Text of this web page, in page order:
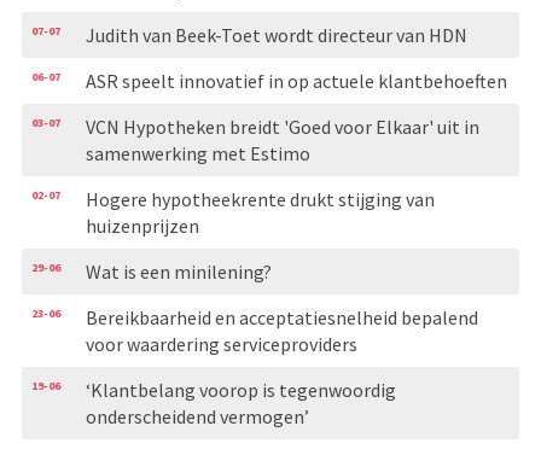
07-07 Judith van Beek-Toet wordt directeur van HDN
06-07 ASR speelt innovatief in op actuele klantbehoeften
03-07
VCN Hypotheken breidt 'Goed voor Elkaar' uit in
samenwerking met Estimo
02-07
Hogere hypotheekrente drukt stijging van
huizenprijzen
29-06 Wat is een minilening?
23-06
Bereikbaarheid en acceptatiesnelheid bepalend
voor waardering serviceproviders
19-06
‘Klantbelang voorop is tegenwoordig
onderscheidend vermogen’